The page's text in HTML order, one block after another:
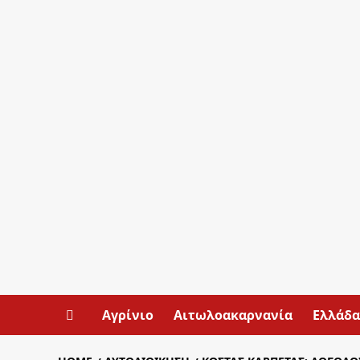
Αγρίνιο Αιτωλοακαρνανία Ελλάδα